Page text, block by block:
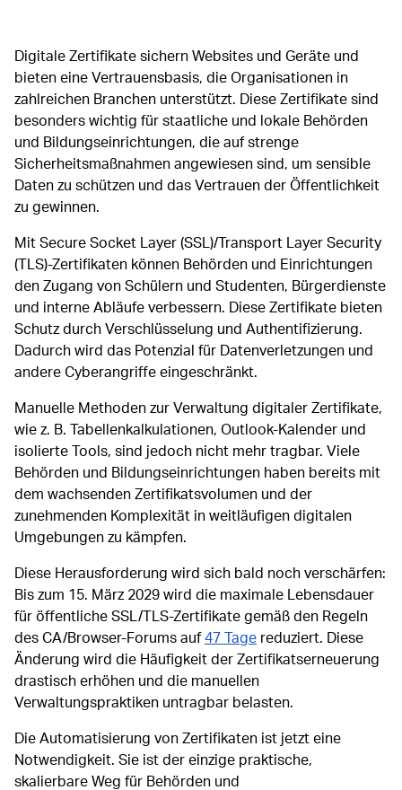
Digitale Zertifikate sichern Websites und Geräte und
bieten eine Vertrauensbasis, die Organisationen in
zahlreichen Branchen unterstützt. Diese Zertifikate sind
besonders wichtig für staatliche und lokale Behörden
und Bildungseinrichtungen, die auf strenge
Sicherheitsmaßnahmen angewiesen sind, um sensible
Daten zu schützen und das Vertrauen der Öffentlichkeit
zu gewinnen.
Mit Secure Socket Layer (SSL)/Transport Layer Security
(TLS)-Zertifikaten können Behörden und Einrichtungen
den Zugang von Schülern und Studenten, Bürgerdienste
und interne Abläufe verbessern. Diese Zertifikate bieten
Schutz durch Verschlüsselung und Authentifizierung.
Dadurch wird das Potenzial für Datenverletzungen und
andere Cyberangriffe eingeschränkt.
Manuelle Methoden zur Verwaltung digitaler Zertifikate,
wie z. B. Tabellenkalkulationen, Outlook-Kalender und
isolierte Tools, sind jedoch nicht mehr tragbar. Viele
Behörden und Bildungseinrichtungen haben bereits mit
dem wachsenden Zertifikatsvolumen und der
zunehmenden Komplexität in weitläufigen digitalen
Umgebungen zu kämpfen.
Diese Herausforderung wird sich bald noch verschärfen:
Bis zum 15. März 2029 wird die maximale Lebensdauer
für öffentliche SSL/TLS-Zertifikate gemäß den Regeln
des CA/Browser-Forums auf47 Tage reduziert. Diese
Änderung wird die Häufigkeit der Zertifikatserneuerung
drastisch erhöhen und die manuellen
Verwaltungspraktiken untragbar belasten.
Die Automatisierung von Zertifikaten ist jetzt eine
Notwendigkeit. Sie ist der einzige praktische,
skalierbare Weg für Behörden und